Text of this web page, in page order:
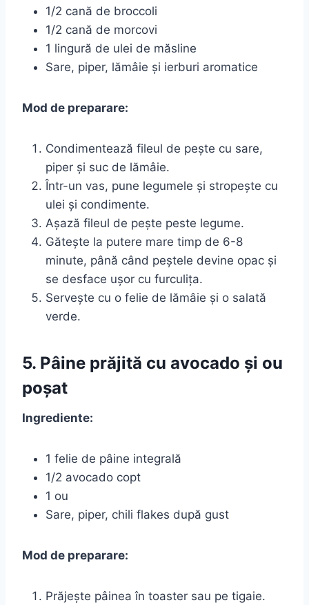
1/2 cană de broccoli
1/2 cană de morcovi
1 lingură de ulei de măsline
Sare, piper, lămâie și ierburi aromatice
Mod de preparare:
Condimentează fileul de pește cu sare,
piper și suc de lămâie.
Într-un vas, pune legumele și stropește cu
ulei și condimente.
Așază fileul de pește peste legume.
Gătește la putere mare timp de 6-8
minute, până când peștele devine opac și
se desface ușor cu furculița.
Servește cu o felie de lămâie și o salată
verde.
5. Pâine prăjită cu avocado și ou
poșat
Ingrediente:
1 felie de pâine integrală
1/2 avocado copt
1 ou
Sare, piper, chili flakes după gust
Mod de preparare:
Prăjește pâinea în toaster sau pe tigaie.